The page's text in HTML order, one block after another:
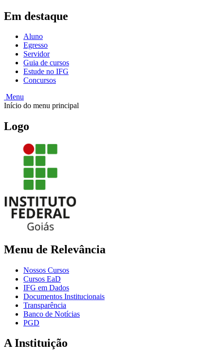
Em destaque
Aluno
Egresso
Servidor
Guia de cursos
Estude no IFG
Concursos
Menu
Início do menu principal
Logo
Menu de Relevância
Nossos Cursos
Cursos EaD
IFG em Dados
Documentos Institucionais
Transparência
Banco de Notícias
PGD
A Instituição